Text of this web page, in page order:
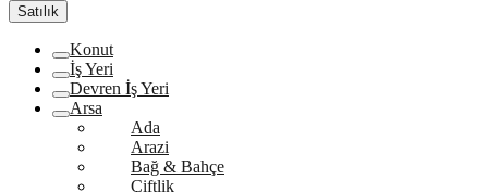
Satılık
Konut
İş Yeri
Devren İş Yeri
Arsa
Ada
Arazi
Bağ & Bahçe
Çiftlik